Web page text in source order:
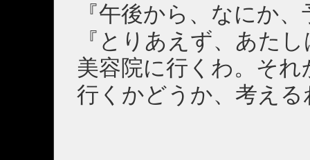
『午後から、なにか
『とりあえず、あた
美容院に行くわ。そ
行くかどうか、考える